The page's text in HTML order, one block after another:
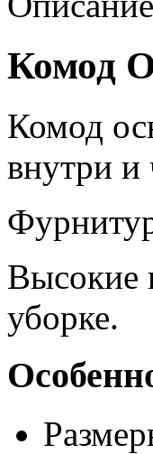
Комод
Комод
внутри
Высокие
уборке.